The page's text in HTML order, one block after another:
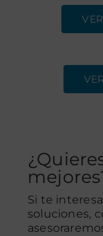
Projectes
Si te
soluciones,